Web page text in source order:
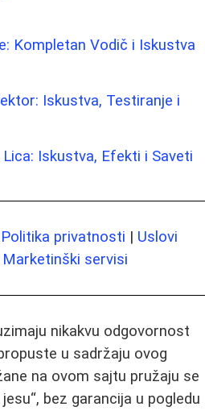
Kompletan Vodič i Iskustva
Iskustva, Testiranje i
Iskustva, Efekti i Saveti
Politika privatnosti | Uslovi
Marketinški servisi
nikakvu odgovornost
u sadržaju ovog
na ovom sajtu pružaju se
bez garancija u pogledu